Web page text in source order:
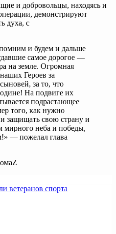
и добровольцы, находясь и
демонстрируют
духа, с
и будем и дальше
самое дорогое —
на земле. Огромная
Героев за
за то, что
На подвиге их
подрастающее
того, как нужно
защищать свою страну и
мирного неба и победы,
— пожелал глава